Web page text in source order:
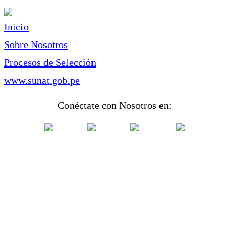
Inicio
Sobre Nosotros
Procesos de Selección
www.sunat.gob.pe
Conéctate con Nosotros en: